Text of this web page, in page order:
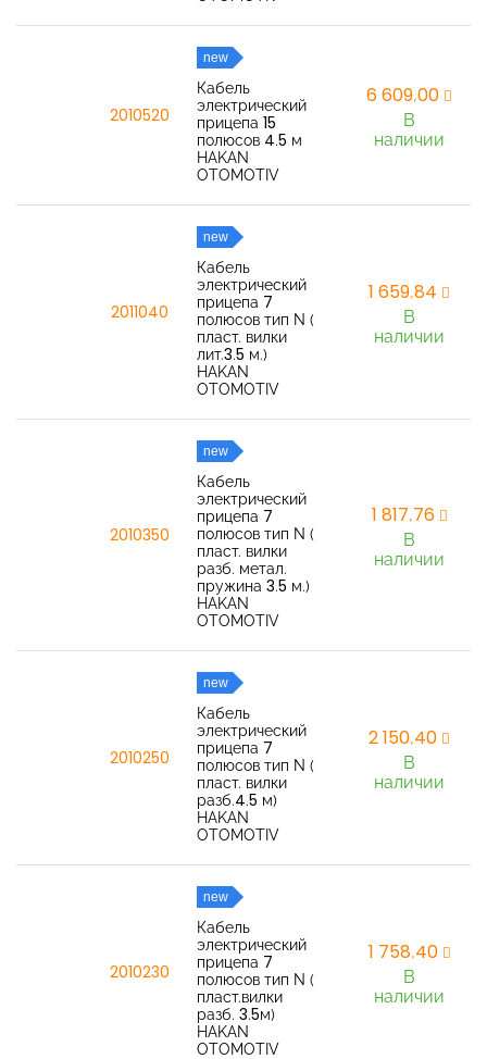
2010520
new
Кабель
электрический
прицепа 15
полюсов 4.5 м
HAKAN
OTOMOTIV
6 609,00
В
наличии
2011040
new
Кабель
электрический
прицепа 7
полюсов тип N (
пласт. вилки
лит.3.5 м.)
HAKAN
OTOMOTIV
1 659,84
В
наличии
2010350
new
Кабель
электрический
прицепа 7
полюсов тип N (
пласт. вилки
разб. метал.
пружина 3.5 м.)
HAKAN
OTOMOTIV
1 817,76
В
наличии
2010250
new
Кабель
электрический
прицепа 7
полюсов тип N (
пласт. вилки
разб.4.5 м)
HAKAN
OTOMOTIV
2 150,40
В
наличии
2010230
new
Кабель
электрический
прицепа 7
полюсов тип N (
пласт.вилки
разб. 3.5м)
HAKAN
OTOMOTIV
1 758,40
В
наличии